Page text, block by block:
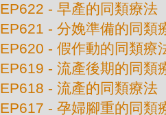
- 早產的同類療法
- 分娩準備的同類
- 假作動的同類療
- 流產後期的同類
- 流產的同類療法
- 孕婦腳重的同類